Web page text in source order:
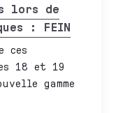
lors de
: FEIN
ces
18 et 19
gamme